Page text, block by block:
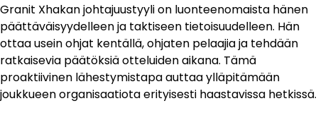
Granit Xhakan johtajuustyyli on luonteenomaista hänen
päättäväisyydelleen ja taktiseen tietoisuudelleen. Hän
ottaa usein ohjat kentällä, ohjaten pelaajia ja tehdään
ratkaisevia päätöksiä otteluiden aikana. Tämä
proaktiivinen lähestymistapa auttaa ylläpitämään
joukkueen organisaatiota erityisesti haastavissa hetkissä.